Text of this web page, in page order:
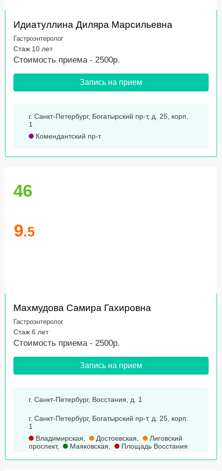
Идиатуллина Диляра Марсильевна
Гастроэнтеролог
Стаж 10 лет
Стоимость приема - 2500р.
Запись на прием
г. Санкт-Петербург, Богатырский пр-т, д. 25, корп.
1
Комендантский пр-т
46
9.5
Махмудова Самира Гахировна
Гастроэнтеролог
Стаж 6 лет
Стоимость приема - 2500р.
Запись на прием
г. Санкт-Петербург, Восстания, д. 1
г. Санкт-Петербург, Богатырский пр-т, д. 25, корп.
1
Владимирская, Достоевская,
Лиговский
проспект, Маяковская, Площадь Восстания